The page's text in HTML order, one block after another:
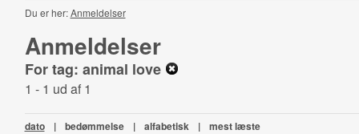
Du er her:Anmeldelser
Anmeldelser
For tag: animal love
1 - 1 ud af 1
dato | bedømmelse | alfabetisk | mest læste